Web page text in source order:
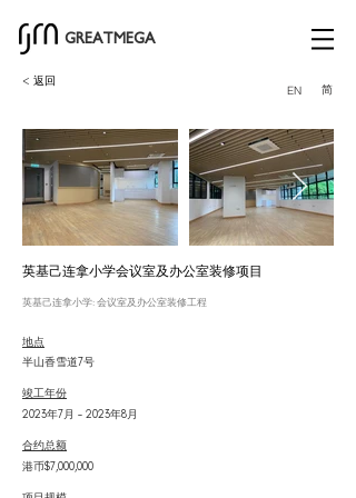
GREATMEGA
< 返回
EN 简
英基己连拿小学会议室及办公室装修项目
英基己连拿小学: 会议室及办公室装修工程
地点
半山香雪道7号
2023年7月 – 2023年8月
竣工年份
港币$7,000,000
合约总额